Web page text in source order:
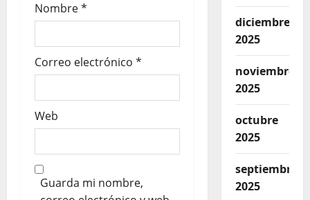
Nombre*
Correo electrónico *
Web
Guarda mi nombre,
diciembre
2025
noviembre
2025
octubre
2025
septiembre
2025